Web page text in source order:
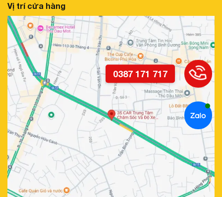
Vị trí cửa hàng